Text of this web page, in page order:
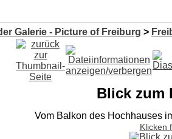
Galerie - Picture of Freiburg >
Blick zum
Vom Balkon des Hochhauses
Klicken